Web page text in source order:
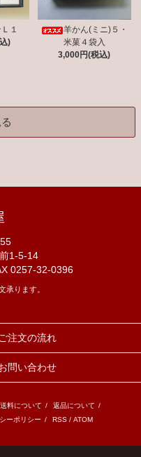
１
)
羊かん(ミニ)５・
米菓４袋入
3,000円(税込)
1-5-14
0257-32-0396
承ります。
注文の流れ
問い合わせ
料について / 返品について /
ーポリシー / RSS / ATOM